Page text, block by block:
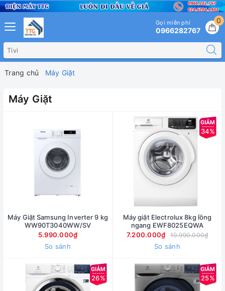
0
Gọi miễn phí
0966282767
Trang chủ Máy Giặt
Máy Giặt
Máy Giặt Samsung Inverter 9 kg
WW90T3040WW/SV
5.990.000₫
So sánh
34%
Máy giặt Electrolux 8kg lồng
ngang EWF8025EQWA
7.200.000₫
10.990.000₫
So sánh
26% 25%